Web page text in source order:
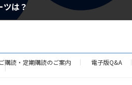
ツは？
ご購読・定期購読のご案内 電子版Q&A